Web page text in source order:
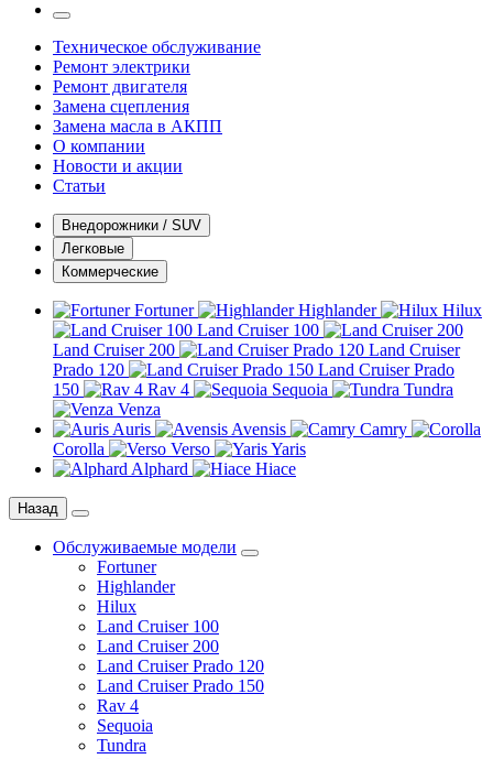
Техническое обслуживание
Ремонт электрики
Ремонт двигателя
Замена сцепления
Замена масла в АКПП
О компании
Новости и акции
Статьи
Внедорожники / SUV
Легковые
Коммерческие
Fortuner Highlander
Hilux
Land Cruiser 100
Land Cruiser 200
Land Cruiser
Prado 120
Land Cruiser Prado
150
Rav 4 Sequoia
Tundra
Venza
Auris
Avensis
Camry
Corolla
Verso
Yaris
Alphard
Hiace
Назад
Обслуживаемые модели
Fortuner
Highlander
Hilux
Land Cruiser 100
Land Cruiser 200
Land Cruiser Prado 120
Land Cruiser Prado 150
Rav 4
Sequoia
Tundra